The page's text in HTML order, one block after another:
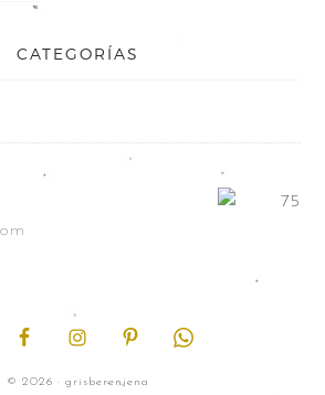
CATEGORÍAS
© 2026 · grisberenjena